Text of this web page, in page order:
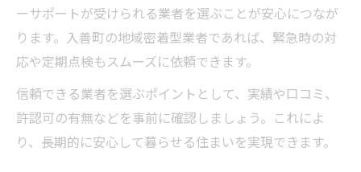
ーサポートが受けられる業者を選ぶことが安心につなが
ります。入善町の地域密着型業者であれば、緊急時の対
応や定期点検もスムーズに依頼できます。
信頼できる業者を選ぶポイントとして、実績や口コミ、
許認可の有無などを事前に確認しましょう。これによ
り、長期的に安心して暮らせる住まいを実現できます。